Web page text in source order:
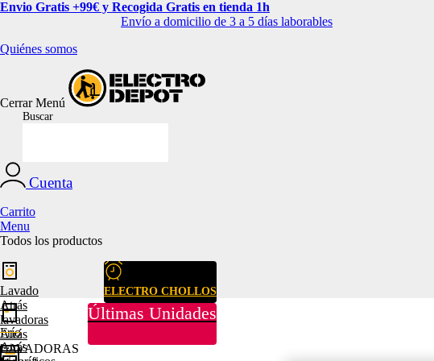
Envio Gratis +99€ y Recogida Gratis en tienda 1h
Envío a domicilio de 3 a 5 días laborables
Quiénes somos
CerrarMenú
Buscar
Cuenta
Carrito
Menu
Todos los productos
ELECTRO CHOLLOS
Últimas Unidades
Lavado
Atrás
lavadoras
Atrás
LAVADORAS
Frío
Atrás